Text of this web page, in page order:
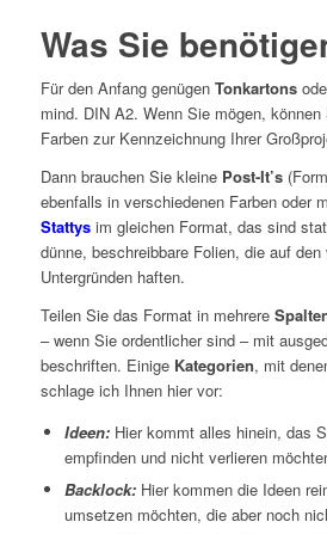
Was Sie
Für den Anfang genügen Tonkartons
mind. DIN A2. Wenn Sie mögen,
Farben zur Kennzeichnung Ihrer
Dann brauchen Sie kleine Post-It’s
ebenfalls in verschiedenen Farben oder
Stattysim gleichen Format, das sind
dünne, beschreibbare Folien, die auf
Untergründen haften.
Teilen Sie das Format in mehrere
– wenn Sie ordentlicher sind – mit
beschriften. Einige Kategorien, mit
schlage ich Ihnen hier vor:
Ideen: Hier kommt alles hinein, das
empfinden und nicht verlieren
Backlock:Hier kommen die Ideen
umsetzen möchten, die aber noch